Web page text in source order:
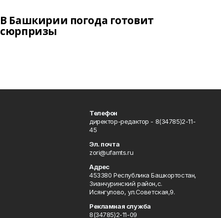
В Башкирии погода готовит
сюрпризы
Телефон
директор-редактор - 8(34785)2-11-
45
Эл. почта
zori@ufamts.ru
Адрес
453380 Республика Башкортостан,
Зианчуринский район,с.
Исянгулово, ул.Советская,9.
Рекламная служба
8(34785)2-11-09